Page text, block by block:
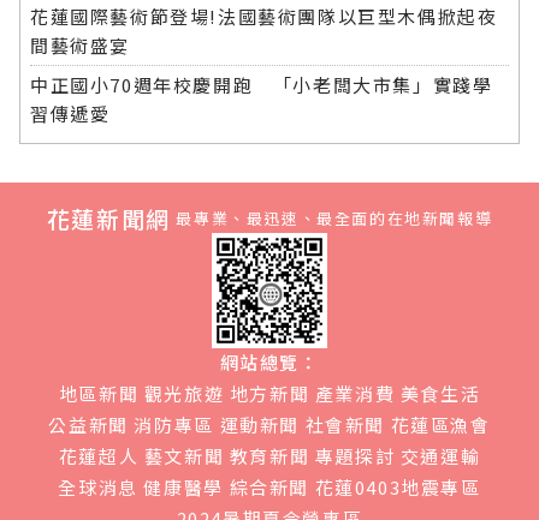
花蓮國際藝術節登場!法國藝術團隊以巨型木偶掀起夜
間藝術盛宴
中正國小70週年校慶開跑 「小老闆大市集」實踐學
習傳遞愛
花蓮新聞網 最專業、最迅速、最全面的在地新聞報導
網站總覽：
地區新聞 觀光旅遊 地方新聞 產業消費 美食生活
公益新聞 消防專區 運動新聞 社會新聞 花蓮區漁會
花蓮超人 藝文新聞 教育新聞 專題探討 交通運輸
全球消息 健康醫學 綜合新聞 花蓮0403地震專區